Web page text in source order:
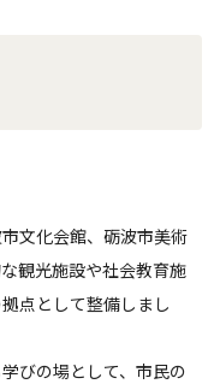
文化会館、砺波市美術
観光施設や社会教育施
点として整備しまし
びの場として、市民の